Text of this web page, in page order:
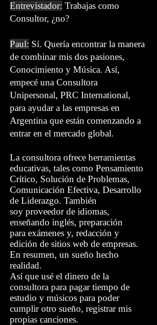
Entrevistador: Trabajas como
Consultor, ¿no?
Paul: Sí. Quería encontrar la manera
de combinar mis dos pasiones,
Conocimiento y Música. Así,
empecé una Consultora
Unipersonal, PRC International,
para ayudar a las empresas en
Argentina que están comenzando a
entrar en el mercado global.
La consultora ofrece herramientas
educativas, tales como Pensamiento
Crítico, Solución de Problemas,
Comunicación Efectiva, Desarrollo
de Liderazgo. También
soy proveedor de idiomas,
enseñando inglés, preparación
para exámenes y, redacción y
edición de sitios web de empresas.
En resumen, un sueño hecho
realidad.
Así que usé el dinero de la
consultora para pagar tiempo de
estudio y músicos para poder
cumplir otro sueño, registrar mis
propias canciones.